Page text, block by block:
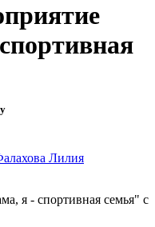
Лилия
я - спортивная семья" с